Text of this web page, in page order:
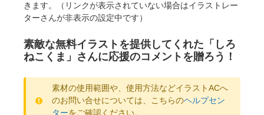
きます。（リンクが表示されていない場合はイラストレー
ターさんが非表示の設定中です）
素敵な無料イラストを提供してくれた「しろ
ねこくま」さんに応援のコメントを贈ろう！
素材の使用範囲や、使用方法などイラストACへ
のお問い合せについては、こちらのヘルプセン
ターをご確認ください。